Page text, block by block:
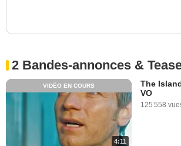
2 Bandes-annonces &
4:11
VIDÉO EN COURS
The
VO
125 558